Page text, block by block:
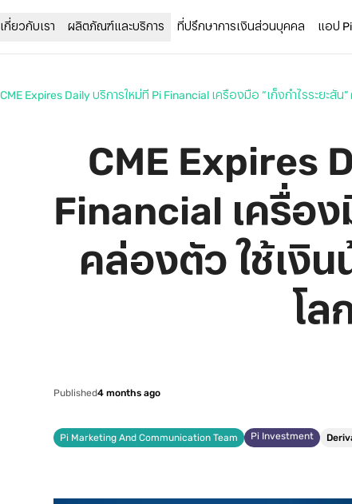
เกี่ยวกับเรา ผลิตภัณฑ์และบริการ ที่ปรึกษาการเงินส่วนบุคคล แอป
CME Expires
Financial เครื่อง
คล่องตัว ใช้เงิน
โล
Published4 months ago
Pi Marketing And Communication Team Pi Investment